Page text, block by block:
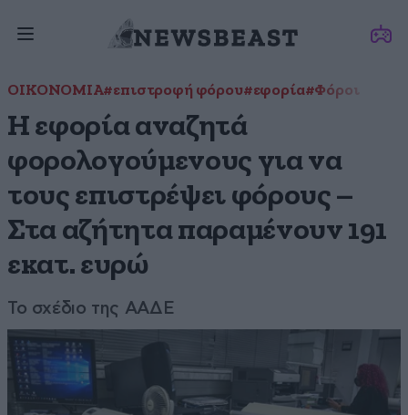
ΟΙΚΟΝΟΜΙΑ#επιστροφή φόρου#εφορία#Φόροι
Η εφορία αναζητά
φορολογούμενους για να
τους επιστρέψει φόρους –
Στα αζήτητα παραμένουν 191
εκατ. ευρώ
Το σχέδιο της ΑΑΔΕ